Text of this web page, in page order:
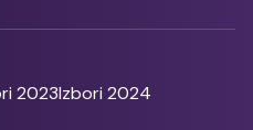
2023Izbori 2024